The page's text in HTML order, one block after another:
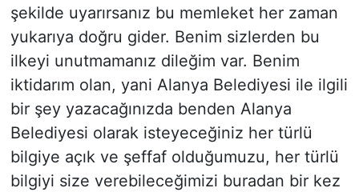
şekilde uyarırsanız bu memleket her zaman
yukarıya doğru gider. Benim sizlerden bu
ilkeyi unutmamanız dileğim var. Benim
iktidarım olan, yani Alanya Belediyesi ile ilgili
bir şey yazacağınızda benden Alanya
Belediyesi olarak isteyeceğiniz her türlü
bilgiye açık ve şeffaf olduğumuzu, her türlü
bilgiyi size verebileceğimizi buradan bir kez